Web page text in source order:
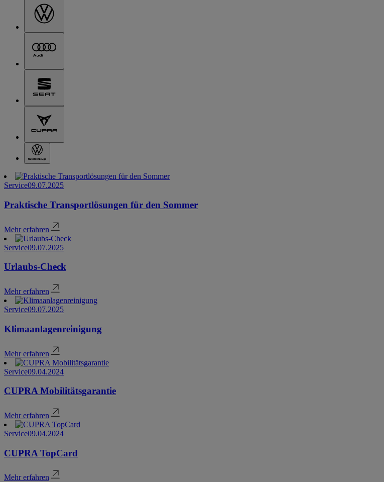
Service09.07.2025
Praktische Transportlösungen für den Sommer
Mehr erfahren
Service09.07.2025
Urlaubs-Check
Mehr erfahren
Service09.07.2025
Klimaanlagenreinigung
Mehr erfahren
Service09.04.2024
CUPRA Mobilitätsgarantie
Mehr erfahren
Service09.04.2024
CUPRA TopCard
Mehr erfahren